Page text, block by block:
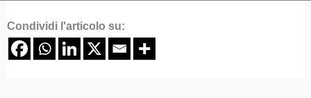
Condividi l'articolo su: